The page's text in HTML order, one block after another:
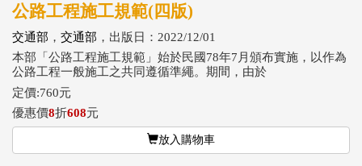
公路工程施工規範(四版)
交通部 ， 交通部 ，出版日：2022/12/01
本部「公路工程施工規範」始於民國78年7月頒布實施，以作為
公路工程一般施工之共同遵循準繩。期間，由於
定價:760元
優惠價8折608元
放入購物車